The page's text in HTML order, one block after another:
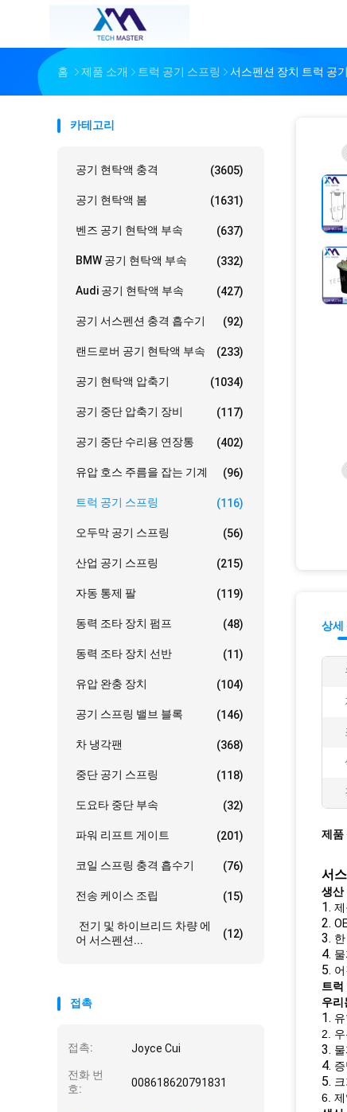
홈 제품 소개 트럭 공기 스프링 서스펜션 장치 트럭 공
카테고리
공기 현탁액 충격 (3605)
공기 현탁액 봄 (1631)
벤즈 공기 현탁액 부속 (637)
BMW 공기 현탁액 부속 (332)
Audi 공기 현탁액 부속 (427)
공기 서스펜션 충격 흡수기 (92)
랜드로버 공기 현탁액 부속 (233)
공기 현탁액 압축기 (1034)
공기 중단 압축기 장비 (117)
공기 중단 수리용 연장통 (402)
유압 호스 주름을 잡는 기계 (96)
트럭 공기 스프링 (116)
오두막 공기 스프링 (56)
산업 공기 스프링 (215)
자동 통제 팔 (119)
동력 조타 장치 펌프 (48)
동력 조타 장치 선반 (11)
유압 완충 장치 (104)
공기 스프링 밸브 블록 (146)
차 냉각팬 (368)
중단 공기 스프링 (118)
도요타 중단 부속 (32)
파워 리프트 게이트 (201)
코일 스프링 충격 흡수기 (76)
전송 케이스 조립 (15)
전기 및 하이브리드 차량 에
어 서스펜션...
(12)
접촉
접촉: Joyce Cui
전화 번
호:
008618620791831
상세
제품
서
생산
1. 제
2.
3.
4.
5.
트럭
우리
1.
2.
3.
4.
5.
6.